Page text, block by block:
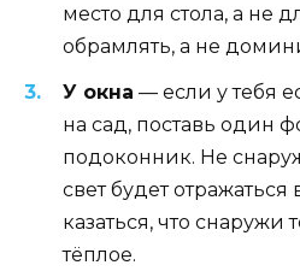
место для стола, а не
обрамлять, а не
У окна — если у тебя
на сад, поставь один
подоконник. Не
свет будет отражаться
казаться, что снаружи
тёплое.